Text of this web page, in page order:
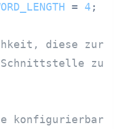
= 4 ;
diese zur
zum